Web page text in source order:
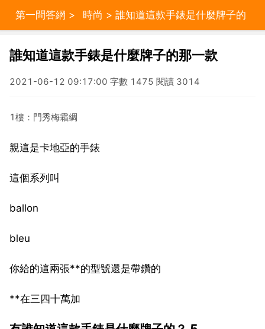
第一問答網 > 時尚 > 誰知道這款手錶是什麼牌子的
那一款
誰知道這款手錶是什麼牌子的那一款
2021-06-12 09:17:00 字數 1475 閱讀 3014
1樓：門秀梅霜綢
親這是卡地亞的手錶
這個系列叫
ballon
bleu
你給的這兩張**的型號還是帶鑽的
**在三四十萬加